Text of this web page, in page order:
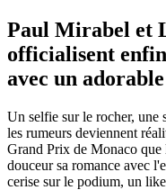
Paul Mirabel et
officialisent
avec un
Un selfie sur le rocher, une
les rumeurs deviennent
Grand Prix de Monaco
douceur sa romance avec
cerise sur le podium, un